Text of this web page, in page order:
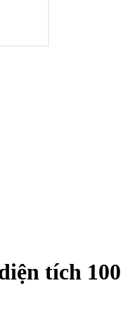
tích